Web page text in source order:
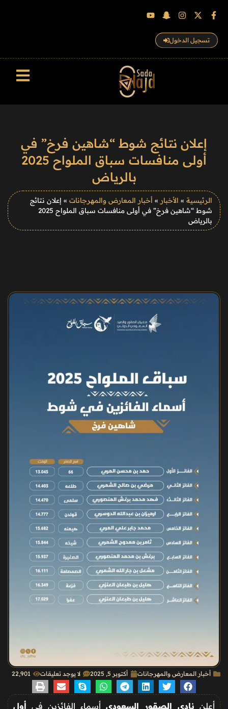
تسجيل الدخول
إعلان نتائج شوط “شاهين فرخ” في
أولى منافسات سباق الملواح 2025
بالرياض
الرئيسية » الأخبار » أخبار المعارض والمهرجانات » إعلان نتائج
شوط “شاهين فرخ” في أولى منافسات سباق الملواح 2025
بالرياض
أخبار المعارض والمهرجانات أكتوبر 5, 2025 لا يوجد تعليقات 22٬901
أعلن نادي الصقور السعودي أسماء الفائزين في أول